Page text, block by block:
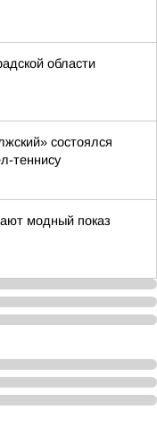
области
состоялся
теннису
модный показ